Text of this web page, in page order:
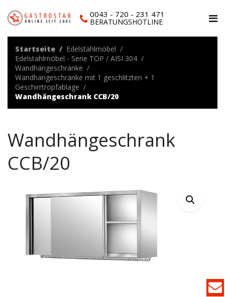
0043 - 720 - 231 471
BERATUNGSHOTLINE
Startseite
Edelstahlmöbel
Edelstahlmöbel - Serie TOP / AISI 304
Wandhängeschränke
Wandhängeschränke mit 1 geschlitzten + 1
Geschirrtropfablage
Wandhängeschrank CCB/20
Wandhängeschrank
CCB/20